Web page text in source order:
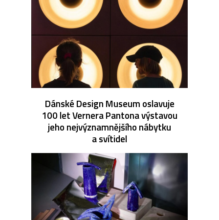
Dánské Design Museum oslavuje
100 let Vernera Pantona výstavou
jeho nejvýznamnějšího nábytku
a svítidel